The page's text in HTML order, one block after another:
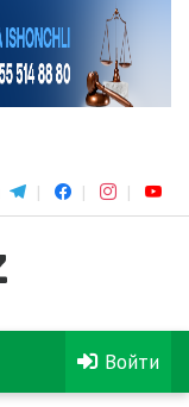
Войти